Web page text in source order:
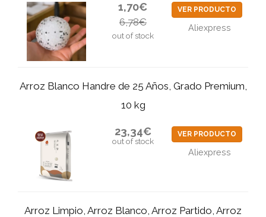
1,70€
6,78€
out of stock
VER PRODUCTO
Aliexpress
Arroz Blanco Handre de 25 Años, Grado Premium,
10 kg
23,34€
out of stock
VER PRODUCTO
Aliexpress
Arroz Limpio, Arroz Blanco, Arroz Partido, Arroz